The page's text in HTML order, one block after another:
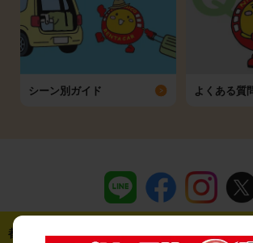
シーン別ガイド よくある質
都道府県から探す